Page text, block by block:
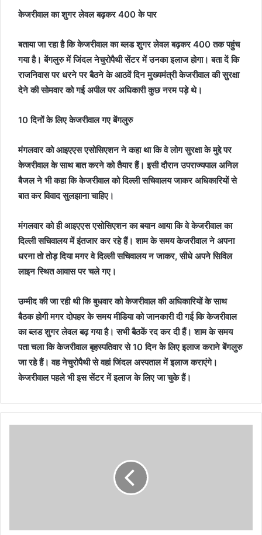
केजरीवाल का शुगर लेवल बढ़कर 400 के पार
बताया जा रहा है कि केजरीवाल का ब्लड शुगर लेवल बढ़कर 400 तक पहुंच
गया है। बेंगलुरु में जिंदल नेचुरोपैथी सेंटर में उनका इलाज होगा। बता दें कि
राजनिवास पर धरने पर बैठने के आठवें दिन मुख्यमंत्री केजरीवाल की सुरक्षा
देने की सोमवार को गई अपील पर अधिकारी कुछ नरम पड़े थे।
10 दिनों के लिए केजरीवाल गए बेंगलुरु
मंगलवार को आइएएस एसोसिएशन ने कहा था कि वे लोग सुरक्षा के मुद्दे पर
केजरीवाल के साथ बात करने को तैयार हैं। इसी दौरान उपराज्यपाल अनिल
बैजल ने भी कहा कि केजरीवाल को दिल्ली सचिवालय जाकर अधिकारियों से
बात कर विवाद सुलझाना चाहिए।
मंगलवार को ही आइएएस एसोसिएशन का बयान आया कि वे केजरीवाल का
दिल्ली सचिवालय में इंतजार कर रहे हैं। शाम के समय केजरीवाल ने अपना
धरना तो तोड़ दिया मगर वे दिल्ली सचिवालय न जाकर, सीधे अपने सिविल
लाइन स्थित आवास पर चले गए।
उम्मीद की जा रही थी कि बुधवार को केजरीवाल की अधिकारियों के साथ
बैठक होगी मगर दोपहर के समय मीडिया को जानकारी दी गई कि केजरीवाल
का ब्लड शुगर लेवल बढ़ गया है। सभी बैठकें रद कर दी हैं। शाम के समय
पता चला कि केजरीवाल बृहस्पतिवार से 10 दिन के लिए इलाज कराने बेंगलुरु
जा रहे हैं। वह नेचुरोपैथी से वहां जिंदल अस्पताल में इलाज कराएंगे।
केजरीवाल पहले भी इस सेंटर में इलाज के लिए जा चुके हैं।